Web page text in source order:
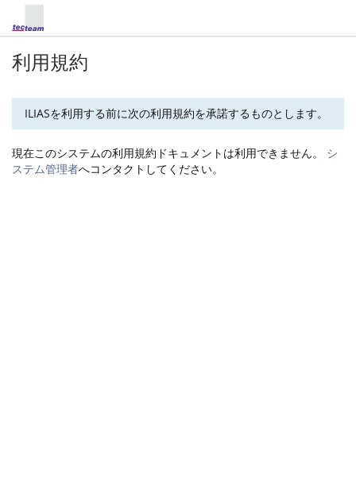
利用規約
ILIASを利用する前に次の利用規約を承諾するものとします。
現在このシステムの利用規約ドキュメントは利用できません。 シ
ステム管理者へコンタクトしてください。